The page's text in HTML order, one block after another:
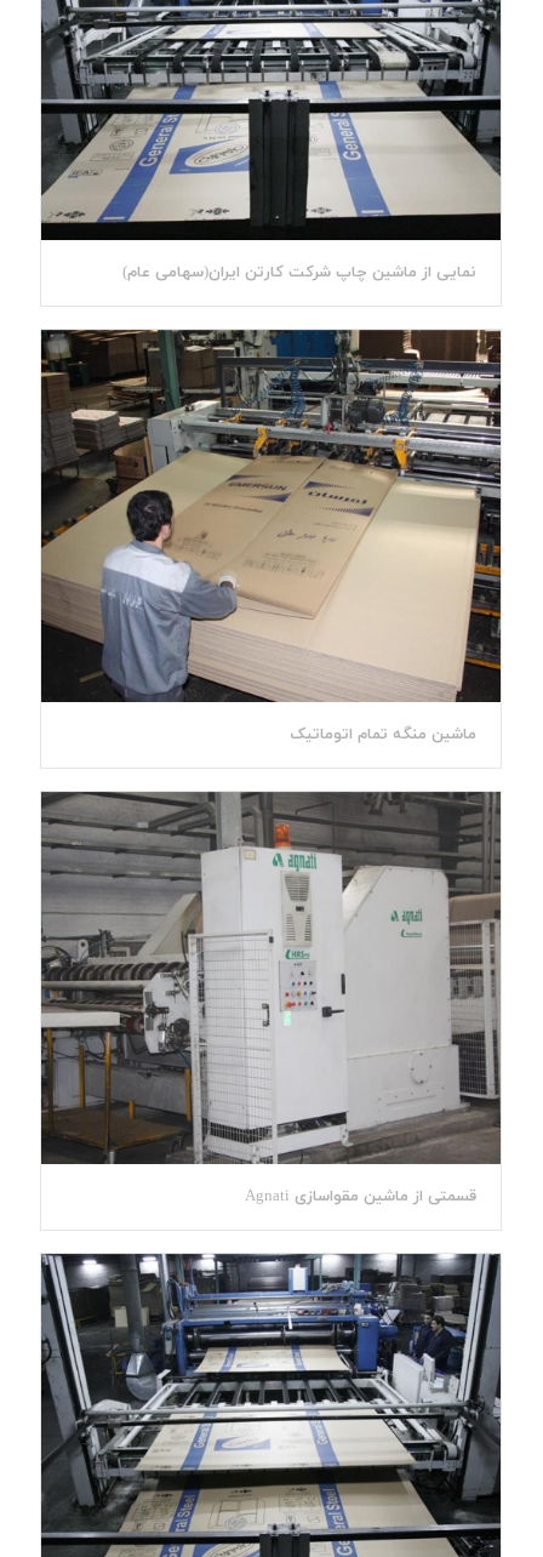
نمایی از ماشین چاپ شرکت کارتن ایران(سهامی عام)
ماشین منگه تمام اتوماتیک
قسمتی از ماشین مقواسازی Agnati